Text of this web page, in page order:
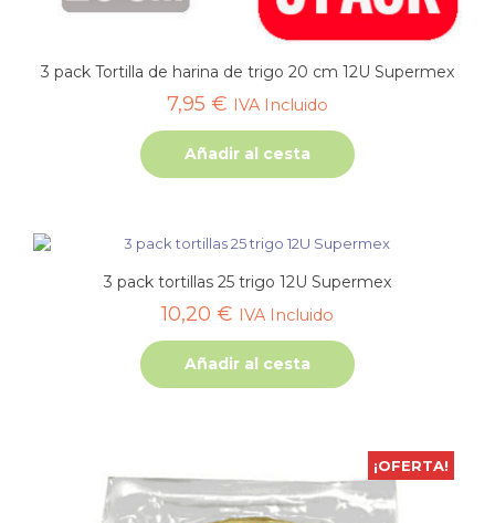
3 pack Tortilla de harina de trigo 20 cm 12U Supermex
7,95 € IVA Incluido
Añadir al cesta
3 pack tortillas 25 trigo 12U Supermex
10,20 € IVA Incluido
Añadir al cesta
¡OFERTA!